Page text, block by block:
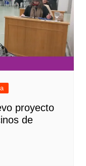
proyecto
de